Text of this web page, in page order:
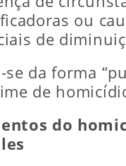
ou
de
se da forma
de
do